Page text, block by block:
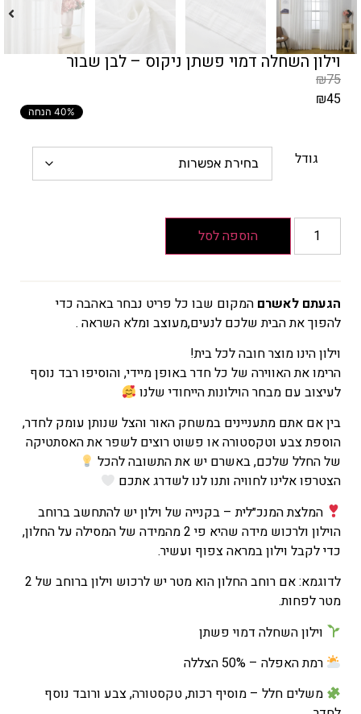
וילון השחלה דמוי פשתן ניקוס – לבן שבור
₪75
₪45
הנוכחי
₪45
40% הנחה
גודל
הוספה לסל
הגעתם לאשרם המקום שבו כל פריט נבחר באהבה כדי
להפוך את הבית שלכם לנעים,מעוצב ומלא השראה .
וילון הינו מוצר חובה לכל בית!
הרימו את האווירה של כל חדר באופן מיידי, והוסיפו רבד נוסף
לעיצוב עם מבחר הוילונות הייחודי שלנו
בין אם אתם מתעניינים במשחק האור והצל שנותן עומק לחדר,
הוספת צבע וטקסטורה או פשוט רוצים לשפר את האסתטיקה
של החלל שלכם, באשרם יש את התשובה להכל
הצטרפו אלינו לחוויה ותנו לנו לשדרג אתכם
המלצת המנכ״לית – בקנייה של וילון יש להתחשב ברוחב
הוילון ולרכוש מידה שהיא פי 2 מהמידה של המסילה על החלון,
כדי לקבל וילון במראה צפוף ועשיר.
לדוגמא: אם רוחב החלון הוא מטר יש לרכוש וילון ברוחב של 2
מטר לפחות.
וילון השחלה דמוי פשתן
רמת האפלה – 50% הצללה
משלים חלל – מוסיף רכות, טקסטורה, צבע ורובד נוסף